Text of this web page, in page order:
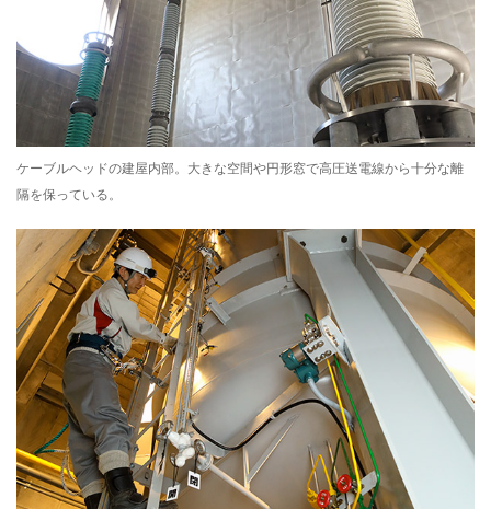
ケーブルヘッドの建屋内部。大きな空間や円形窓で高圧送電線から十分な離
隔を保っている。